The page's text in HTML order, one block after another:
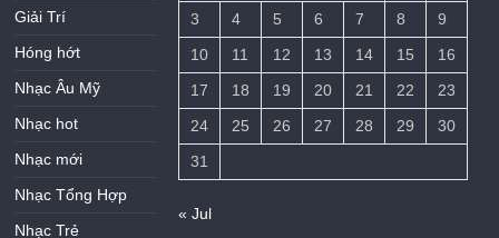
Giải Trí
Hóng hớt
Nhạc Âu Mỹ
Nhạc hot
Nhạc mới
Nhạc Tổng Hợp
Nhạc Trẻ
3
4 5 6 7 8
9
10
11 12 13 14 15
16
17
18 19 20 21 22
23
24
25 26 27 28 29
30
31
« Jul